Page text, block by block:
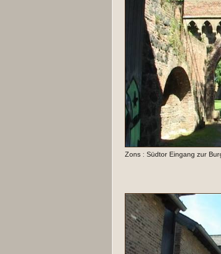
Zons : Südtor Eingang zur